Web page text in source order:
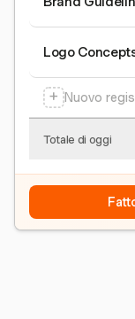
Logo
+ Nuovo
Totale di oggi